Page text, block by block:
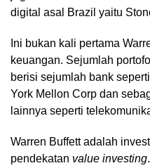
digital asal Brazil yaitu
Ini bukan kali pertama
keuangan. Sejumlah
berisi sejumlah bank
York Mellon Corp dan
lainnya seperti
Warren Buffett adalah
pendekatan value investing